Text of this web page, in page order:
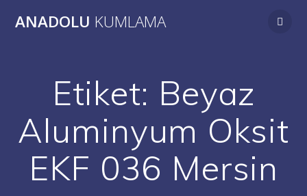
to
ANADOLU KUMLAMA
Etiket: Beyaz
Aluminyum Oksit
EKF 036 Mersin